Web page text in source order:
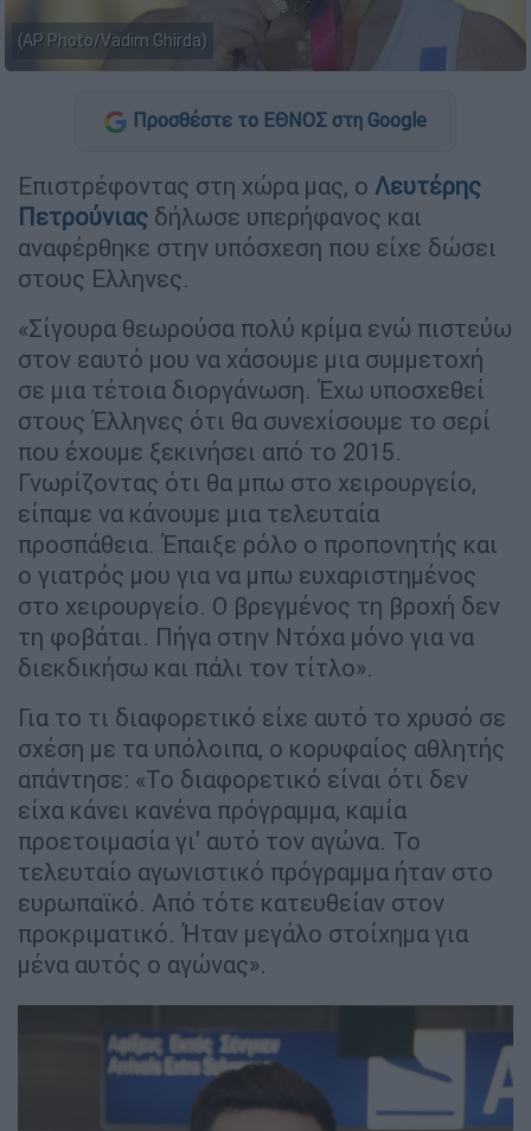
(AP Photo/Vadim Ghirda)
Προσθέστε το ΕΘΝΟΣ στη Google
Επιστρέφοντας στη χώρα μας, ο Λευτέρης
Πετρούνιας δήλωσε υπερήφανος και
αναφέρθηκε στην υπόσχεση που είχε δώσει
στους Ελληνες.
«Σίγουρα θεωρούσα πολύ κρίμα ενώ πιστεύω
στον εαυτό μου να χάσουμε μια συμμετοχή
σε μια τέτοια διοργάνωση. Έχω υποσχεθεί
στους Έλληνες ότι θα συνεχίσουμε το σερί
που έχουμε ξεκινήσει από το 2015.
Γνωρίζοντας ότι θα μπω στο χειρουργείο,
είπαμε να κάνουμε μια τελευταία
προσπάθεια. Έπαιξε ρόλο ο προπονητής και
ο γιατρός μου για να μπω ευχαριστημένος
στο χειρουργείο. Ο βρεγμένος τη βροχή δεν
τη φοβάται. Πήγα στην Ντόχα μόνο για να
διεκδικήσω και πάλι τον τίτλο».
Για το τι διαφορετικό είχε αυτό το χρυσό σε
σχέση με τα υπόλοιπα, ο κορυφαίος αθλητής
απάντησε: «Το διαφορετικό είναι ότι δεν
είχα κάνει κανένα πρόγραμμα, καμία
προετοιμασία γι' αυτό τον αγώνα. Το
τελευταίο αγωνιστικό πρόγραμμα ήταν στο
ευρωπαϊκό. Από τότε κατευθείαν στον
προκριματικό. Ήταν μεγάλο στοίχημα για
μένα αυτός ο αγώνας».